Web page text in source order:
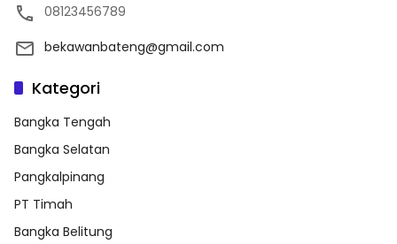
08123456789
bekawanbateng@gmail.com
Kategori
Bangka Tengah
Bangka Selatan
Pangkalpinang
PT Timah
Bangka Belitung